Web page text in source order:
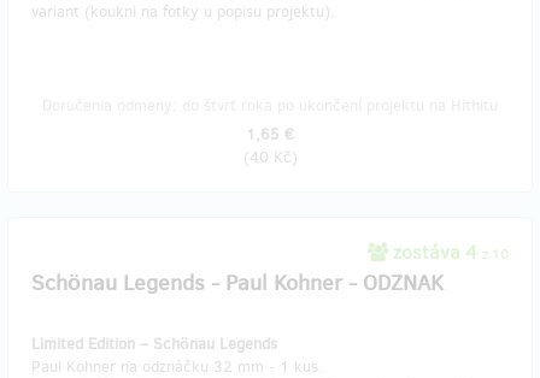
variant (koukni na fotky u popisu projektu).
1,65 €
(40 Kč)
zostáva 4 z 10
Schönau Legends - Paul Kohner - ODZNAK
Limited Edition – Schönau Legends
Paul Kohner na odznáčku 32 mm - 1 kus.